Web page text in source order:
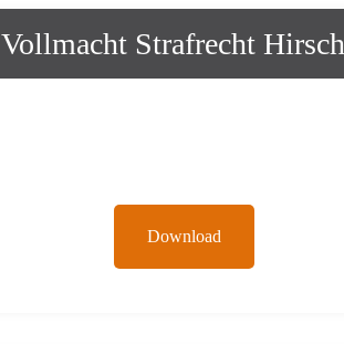
Vollmacht Strafrecht Hirsch
Download